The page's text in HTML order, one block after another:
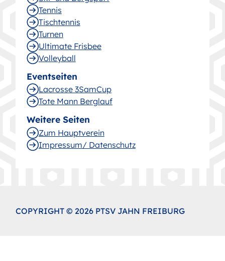
Tennis
Tischtennis
Turnen
Ultimate Frisbee
Volleyball
Eventseiten
Lacrosse 3SamCup
Tote Mann Berglauf
Weitere Seiten
Zum Hauptverein
Impressum/ Datenschutz
COPYRIGHT © 2026 PTSV JAHN FREIBURG